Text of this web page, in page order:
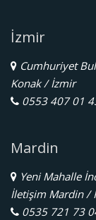
İzmir
Cumhuriyet
Konak / İzmir
0553 407 01
Mardin
Yeni Mahalle
İletişim Mardin /
0535 721 73